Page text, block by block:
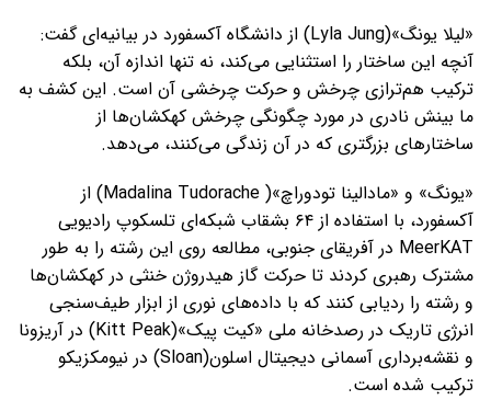
«لیلا یونگ»(Lyla Jung) از دانشگاه آکسفورد در بیانیه‌ای گفت:
آنچه این ساختار را استثنایی می‌کند، نه تنها اندازه آن، بلکه
ترکیب هم‌ترازی چرخش و حرکت چرخشی آن است. این کشف به
ما بینش نادری در مورد چگونگی چرخش کهکشان‌ها از
ساختارهای بزرگتری که در آن زندگی می‌کنند، می‌دهد.
«یونگ» و «مادالینا تودوراچ»( Madalina Tudorache) از
آکسفورد، با استفاده از ۶۴ بشقاب شبکه‌ای تلسکوپ رادیویی
MeerKAT در آفریقای جنوبی، مطالعه روی این رشته را به طور
مشترک رهبری کردند تا حرکت گاز هیدروژن خنثی در کهکشان‌ها
و رشته را ردیابی کنند که با داده‌های نوری از ابزار طیف‌سنجی
انرژی تاریک در رصدخانه ملی «کیت پیک»(Kitt Peak) در آریزونا
و نقشه‌برداری آسمانی دیجیتال اسلون(Sloan) در نیومکزیکو
ترکیب شده است.